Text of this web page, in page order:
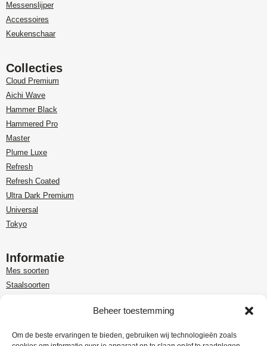
Beheer toestemming
Om de beste ervaringen te bieden, gebruiken wij technologieën zoals
Messenslijper
Accessoires
Keukenschaar
Collecties
Cloud Premium
Aichi Wave
Hammer Black
Hammered Pro
Master
Plume Luxe
Refresh
Refresh Coated
Ultra Dark Premium
Universal
Tokyo
Informatie
Mes soorten
Staalsoorten
Customer care